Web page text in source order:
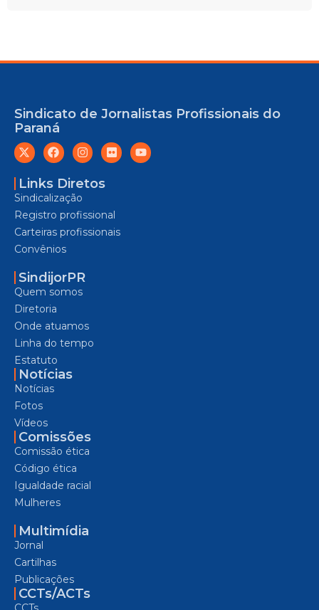
Sindicato de Jornalistas Profissionais do
Paraná
Links Diretos
Sindicalização
Registro profissional
Carteiras profissionais
Convênios
SindijorPR
Quem somos
Diretoria
Onde atuamos
Linha do tempo
Estatuto
Notícias
Notícias
Fotos
Vídeos
Comissões
Comissão ética
Código ética
Igualdade racial
Mulheres
Multimídia
Jornal
Cartilhas
Publicações
CCTs/ACTs